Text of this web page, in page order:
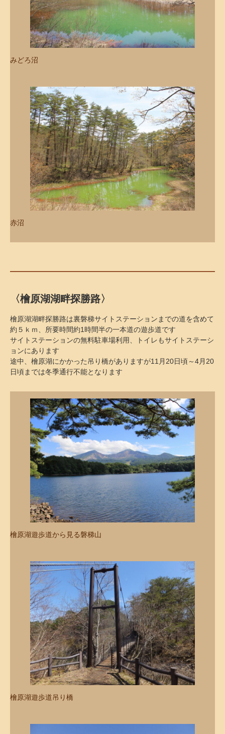
みどろ沼
赤沼
〈檜原湖湖畔探勝路〉
檜原湖湖畔探勝路は裏磐梯サイトステーションまでの道を含めて
約５ｋｍ、所要時間約1時間半の一本道の遊歩道です
サイトステーションの無料駐車場利用、トイレもサイトステーシ
ョンにあります
途中、檜原湖にかかった吊り橋がありますが11月20日頃～4月20
日頃までは冬季通行不能となります
檜原湖遊歩道から見る磐梯山
檜原湖遊歩道吊り橋